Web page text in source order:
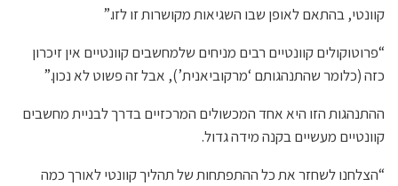
קוונטי, בהתאם לאופן שבו השגיאות מקושרות זו לזו.”
“פרוטוקולים קוונטיים רבים מניחים שלמחשבים קוונטיים אין זיכרון
כזה (כלומר שהתנהגותם ‘מרקוביאנית’), אבל זה פשוט לא נכון.”
ההתנהגות הזו היא אחד המכשולים המרכזיים בדרך לבניית מחשבים
קוונטיים מעשיים בקנה מידה גדול.
“הצלחנו לשחזר את כל ההתפתחות של תהליך קוונטי לאורך כמה